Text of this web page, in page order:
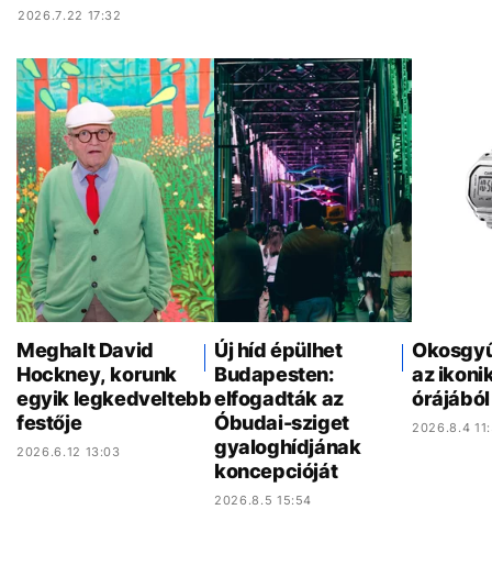
2026.7.22 17:32
Meghalt David
Hockney, korunk
egyik legkedveltebb
festője
2026.6.12 13:03
Új híd épülhet
Budapesten:
elfogadták az
Óbudai-sziget
gyaloghídjának
koncepcióját
2026.8.5 15:54
az
órájából
2026.8.4